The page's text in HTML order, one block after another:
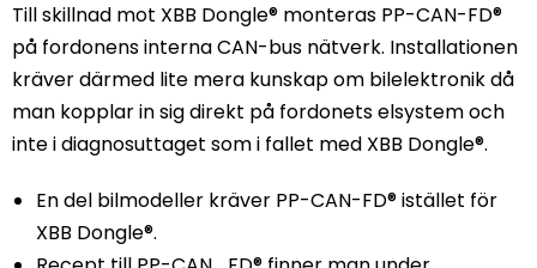
Till skillnad mot XBB Dongle® monteras PP-CAN-FD®
på fordonens interna CAN-bus nätverk. Installationen
kräver därmed lite mera kunskap om bilelektronik då
man kopplar in sig direkt på fordonets elsystem och
inte i diagnosuttaget som i fallet med XBB Dongle®.
En del bilmodeller kräver PP-CAN-FD® istället för
XBB Dongle®.